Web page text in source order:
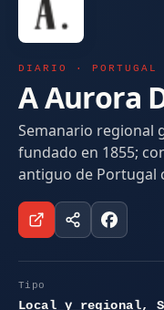
DIARIO · PORTUGAL
A Aurora
Semanario regional
fundado en 1855;
antiguo de Portugal
Tipo
Local y regional,